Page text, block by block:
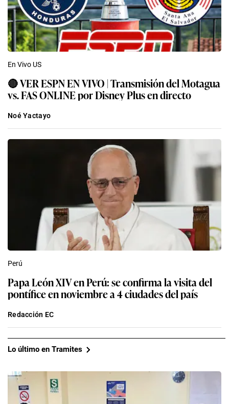
En Vivo US
🔴 VER ESPN EN VIVO | Transmisión del Motagua
vs. FAS ONLINE por Disney Plus en directo
Noé Yactayo
Perú
Papa León XIV en Perú: se confirma la visita del
pontífice en noviembre a 4 ciudades del país
Redacción EC
Lo último en Tramites